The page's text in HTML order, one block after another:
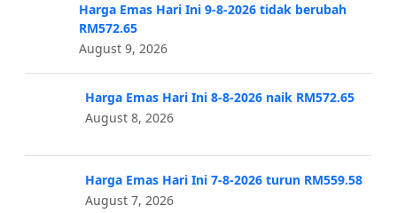
Harga Emas Hari Ini 9-8-2026 tidak berubah
RM572.65
August 9, 2026
Harga Emas Hari Ini 8-8-2026 naik RM572.65
August 8, 2026
Harga Emas Hari Ini 7-8-2026 turun RM559.58
August 7, 2026